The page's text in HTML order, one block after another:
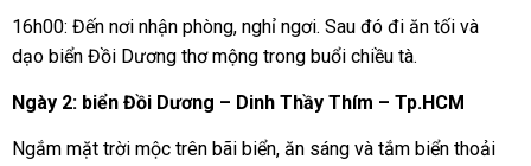
16h00: Đến nơi nhận phòng, nghỉ ngơi. Sau đó đi ăn tối và
dạo biển Đồi Dương thơ mộng trong buổi chiều tà.
Ngày 2: biển Đồi Dương – Dinh Thầy Thím – Tp.HCM
Ngắm mặt trời mộc trên bãi biển, ăn sáng và tắm biển thoải